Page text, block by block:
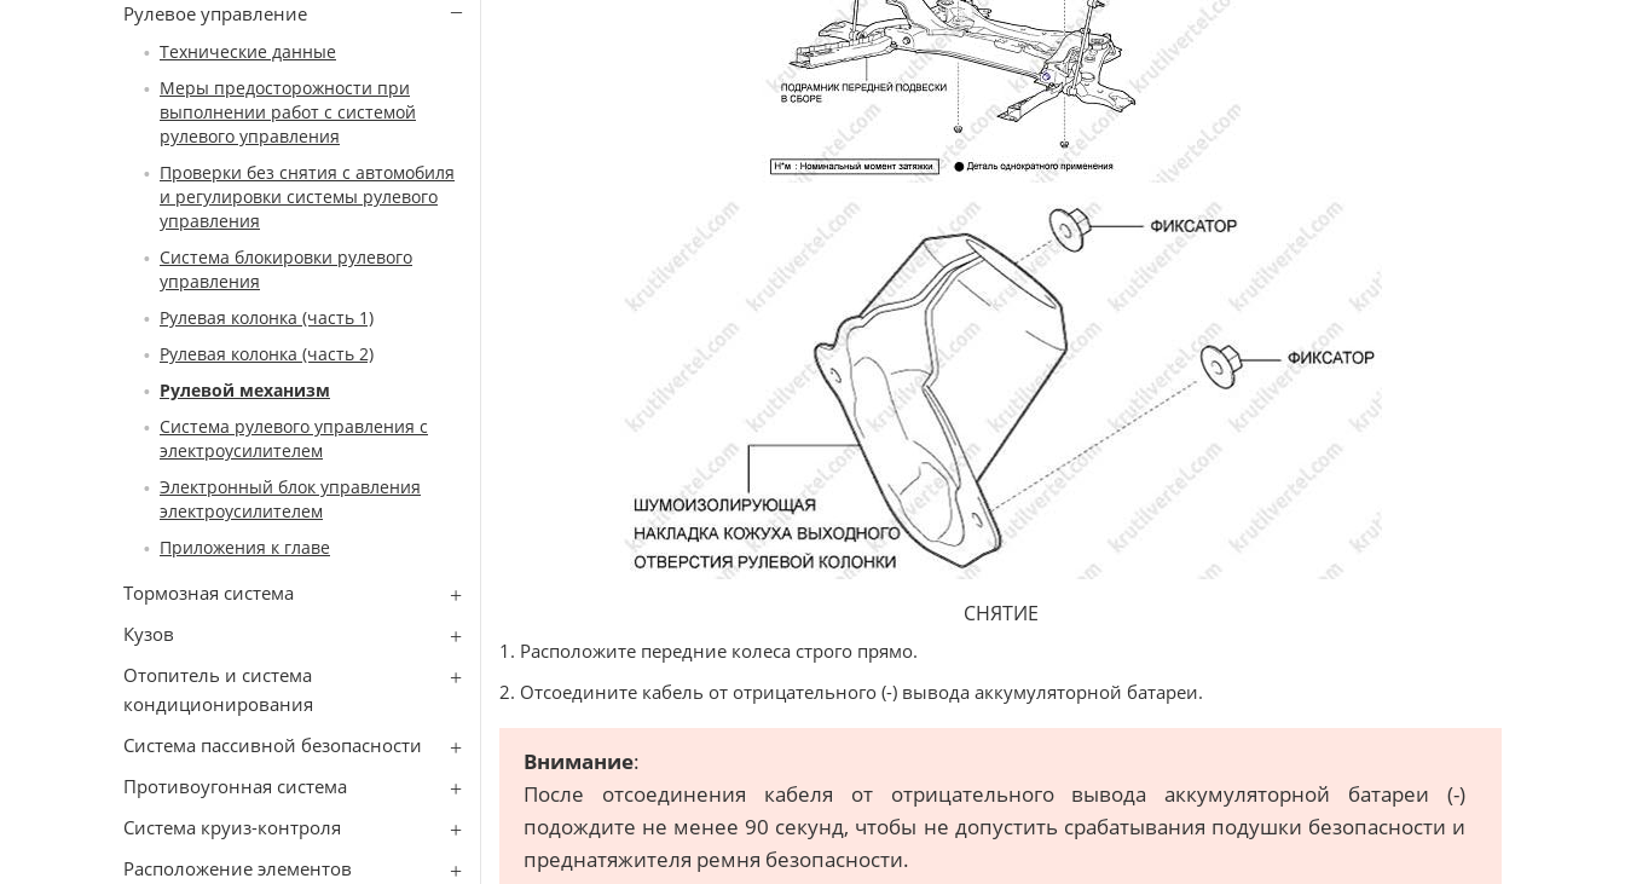
Рулевое управление
Технические данные
Меры предосторожности при
выполнении работ с системой
рулевого управления
Проверки без снятия с автомобиля
и регулировки системы рулевого
управления
Система блокировки рулевого
управления
Рулевая колонка (часть 1)
Рулевая колонка (часть 2)
Рулевой механизм
Система рулевого управления с
электроусилителем
Электронный блок управления
электроусилителем
Приложения к главе
Тормозная система
Кузов
Отопитель и система
кондиционирования
Система пассивной безопасности
Противоугонная система
Система круиз-контроля
Расположение элементов
СНЯТИЕ
1. Расположите передние колеса строго прямо.
2. Отсоедините кабель от отрицательного (-) вывода аккумуляторной батареи.
Внимание:
После отсоединения кабеля от отрицательного вывода аккумуляторной батареи (-)
подождите не менее 90 секунд, чтобы не допустить срабатывания подушки безопасности и
преднатяжителя ремня безопасности.